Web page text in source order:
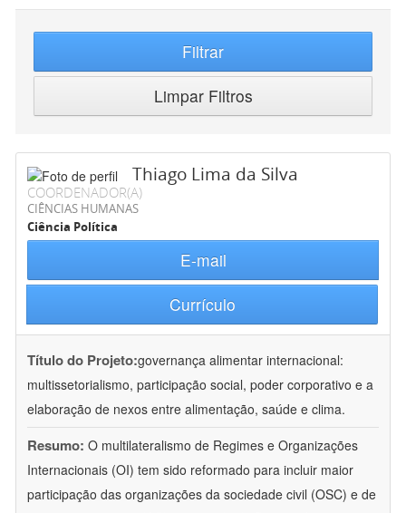
Filtrar
Limpar Filtros
Thiago Lima da Silva
COORDENADOR(A)
CIÊNCIAS HUMANAS
Ciência Política
E-mail
Currículo
Título do Projeto:governança alimentar internacional:
multissetorialismo, participação social, poder corporativo e a
elaboração de nexos entre alimentação, saúde e clima.
Resumo: O multilateralismo de Regimes e Organizações
Internacionais (OI) tem sido reformado para incluir maior
participação das organizações da sociedade civil (OSC) e de